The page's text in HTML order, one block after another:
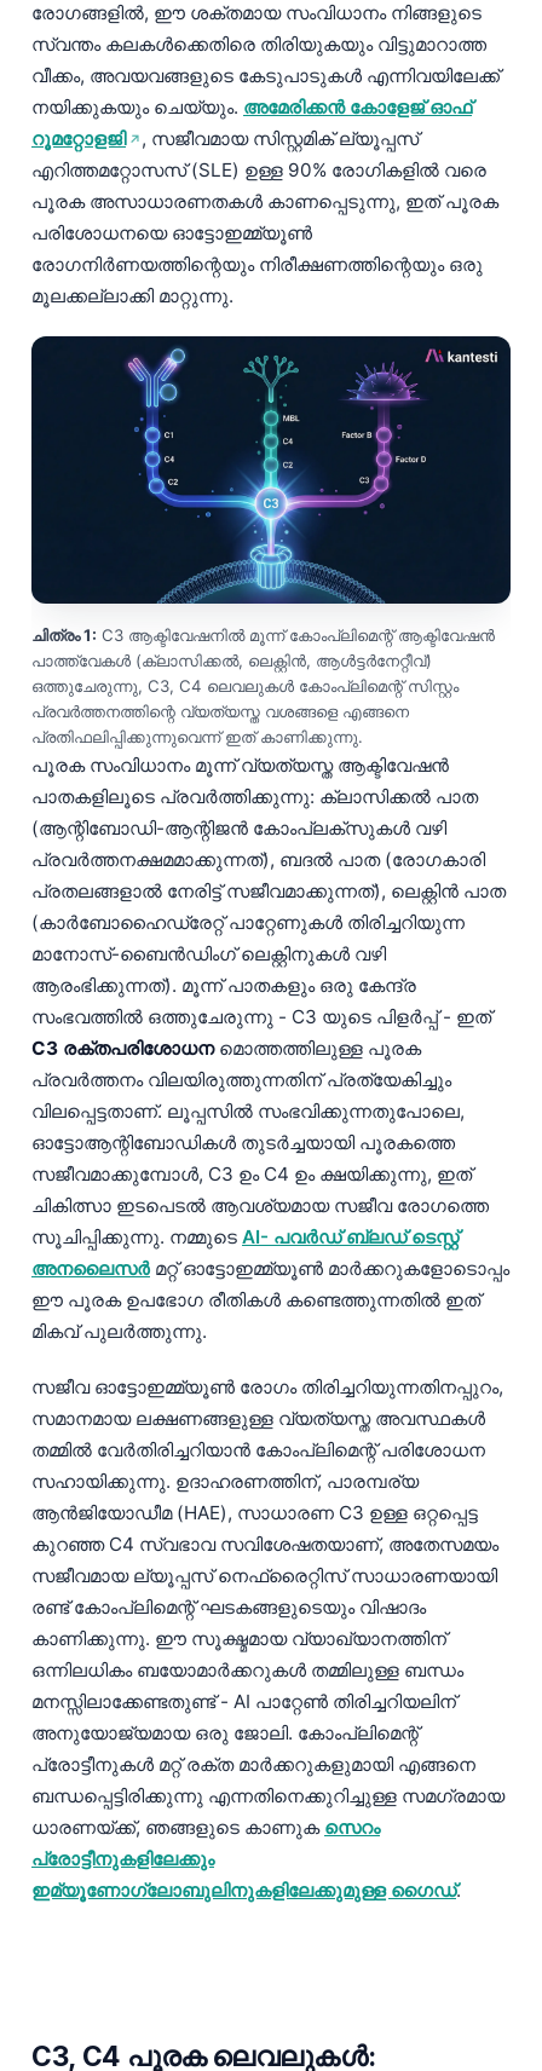
രോഗങ്ങളിൽ, ഈ ശക്തമായ സംവിധാനം നിങ്ങളുടെ
സ്വന്തം കലകൾക്കെതിരെ തിരിയുകയും വിട്ടുമാറാത്ത
വീക്കം, അവയവങ്ങളുടെ കേടുപാടുകൾ എന്നിവയിലേക്ക്
നയിക്കുകയും ചെയ്യും. അമേരിക്കൻ കോളേജ് ഓഫ്
റൂമറ്റോളജി
, സജീവമായ സിസ്റ്റമിക് ല്യൂപ്പസ്
എറിത്തമറ്റോസസ് (SLE) ഉള്ള 90% രോഗികളിൽ വരെ
പൂരക അസാധാരണതകൾ കാണപ്പെടുന്നു, ഇത് പൂരക
പരിശോധനയെ ഓട്ടോഇമ്മ്യൂൺ
രോഗനിർണയത്തിന്റെയും നിരീക്ഷണത്തിന്റെയും ഒരു
മൂലക്കല്ലാക്കി മാറ്റുന്നു.
ചിത്രം 1: C3 ആക്ടിവേഷനിൽ മൂന്ന് കോംപ്ലിമെന്റ് ആക്ടിവേഷൻ
പാത്ത്‌വേകൾ (ക്ലാസിക്കൽ, ലെക്റ്റിൻ, ആൾട്ടർനേറ്റീവ്)
ഒത്തുചേരുന്നു, C3, C4 ലെവലുകൾ കോംപ്ലിമെന്റ് സിസ്റ്റം
പ്രവർത്തനത്തിന്റെ വ്യത്യസ്ത വശങ്ങളെ എങ്ങനെ
പ്രതിഫലിപ്പിക്കുന്നുവെന്ന് ഇത് കാണിക്കുന്നു.
പൂരക സംവിധാനം മൂന്ന് വ്യത്യസ്ത ആക്ടിവേഷൻ
പാതകളിലൂടെ പ്രവർത്തിക്കുന്നു: ക്ലാസിക്കൽ പാത
(ആന്റിബോഡി-ആന്റിജൻ കോംപ്ലക്സുകൾ വഴി
പ്രവർത്തനക്ഷമമാക്കുന്നത്), ബദൽ പാത (രോഗകാരി
പ്രതലങ്ങളാൽ നേരിട്ട് സജീവമാക്കുന്നത്), ലെക്റ്റിൻ പാത
(കാർബോഹൈഡ്രേറ്റ് പാറ്റേണുകൾ തിരിച്ചറിയുന്ന
മാനോസ്-ബൈൻഡിംഗ് ലെക്റ്റിനുകൾ വഴി
ആരംഭിക്കുന്നത്). മൂന്ന് പാതകളും ഒരു കേന്ദ്ര
സംഭവത്തിൽ ഒത്തുചേരുന്നു - C3 യുടെ പിളർപ്പ് - ഇത്
C3 രക്തപരിശോധനമൊത്തത്തിലുള്ള പൂരക
പ്രവർത്തനം വിലയിരുത്തുന്നതിന് പ്രത്യേകിച്ചും
വിലപ്പെട്ടതാണ്. ലൂപ്പസിൽ സംഭവിക്കുന്നതുപോലെ,
ഓട്ടോആന്റിബോഡികൾ തുടർച്ചയായി പൂരകത്തെ
സജീവമാക്കുമ്പോൾ, C3 ഉം C4 ഉം ക്ഷയിക്കുന്നു, ഇത്
ചികിത്സാ ഇടപെടൽ ആവശ്യമായ സജീവ രോഗത്തെ
സൂചിപ്പിക്കുന്നു. നമ്മുടെ AI- പവർഡ് ബ്ലഡ് ടെസ്റ്റ്
അനലൈസർ മറ്റ് ഓട്ടോഇമ്മ്യൂൺ മാർക്കറുകളോടൊപ്പം
ഈ പൂരക ഉപഭോഗ രീതികൾ കണ്ടെത്തുന്നതിൽ ഇത്
മികവ് പുലർത്തുന്നു.
സജീവ ഓട്ടോഇമ്മ്യൂൺ രോഗം തിരിച്ചറിയുന്നതിനപ്പുറം,
സമാനമായ ലക്ഷണങ്ങളുള്ള വ്യത്യസ്ത അവസ്ഥകൾ
തമ്മിൽ വേർതിരിച്ചറിയാൻ കോംപ്ലിമെന്റ് പരിശോധന
സഹായിക്കുന്നു. ഉദാഹരണത്തിന്, പാരമ്പര്യ
ആൻജിയോഡീമ (HAE), സാധാരണ C3 ഉള്ള ഒറ്റപ്പെട്ട
കുറഞ്ഞ C4 സ്വഭാവ സവിശേഷതയാണ്, അതേസമയം
സജീവമായ ല്യൂപ്പസ് നെഫ്രൈറ്റിസ് സാധാരണയായി
രണ്ട് കോംപ്ലിമെന്റ് ഘടകങ്ങളുടെയും വിഷാദം
കാണിക്കുന്നു. ഈ സൂക്ഷ്മമായ വ്യാഖ്യാനത്തിന്
ഒന്നിലധികം ബയോമാർക്കറുകൾ തമ്മിലുള്ള ബന്ധം
മനസ്സിലാക്കേണ്ടതുണ്ട് - AI പാറ്റേൺ തിരിച്ചറിയലിന്
അനുയോജ്യമായ ഒരു ജോലി. കോംപ്ലിമെന്റ്
പ്രോട്ടീനുകൾ മറ്റ് രക്ത മാർക്കറുകളുമായി എങ്ങനെ
ബന്ധപ്പെട്ടിരിക്കുന്നു എന്നതിനെക്കുറിച്ചുള്ള സമഗ്രമായ
ധാരണയ്ക്ക്, ഞങ്ങളുടെ കാണുക സെറം
പ്രോട്ടീനുകളിലേക്കും
ഇമ്യൂണോഗ്ലോബുലിനുകളിലേക്കുമുള്ള ഗൈഡ്.
C3, C4 പൂരക ലെവലുകൾ: